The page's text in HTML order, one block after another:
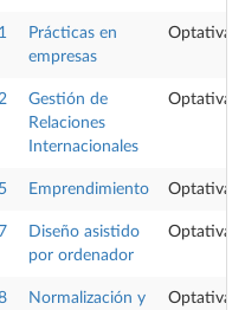
Prácticas en
empresas
Optativa
Gestión de
Relaciones
Internacionales
Optativa
Emprendimiento Optativa
Diseño asistido
por ordenador
Optativa
Normalización y
Optativa